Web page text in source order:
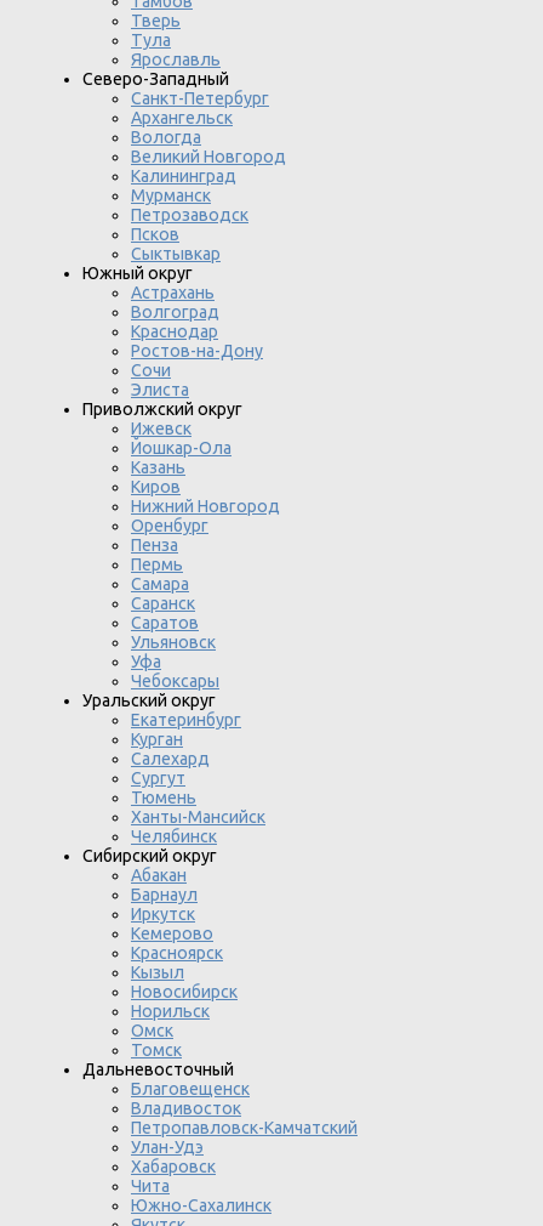
Тверь
Тула
Ярославль
Северо-Западный
Санкт-Петербург
Архангельск
Вологда
Великий Новгород
Калининград
Мурманск
Петрозаводск
Псков
Сыктывкар
Южный округ
Астрахань
Волгоград
Краснодар
Ростов-на-Дону
Сочи
Элиста
Приволжский округ
Ижевск
Йошкар-Ола
Казань
Киров
Нижний Новгород
Оренбург
Пенза
Пермь
Самара
Саранск
Саратов
Ульяновск
Уфа
Чебоксары
Уральский округ
Екатеринбург
Курган
Салехард
Сургут
Тюмень
Ханты-Мансийск
Челябинск
Сибирский округ
Абакан
Барнаул
Иркутск
Кемерово
Красноярск
Кызыл
Новосибирск
Норильск
Омск
Томск
Дальневосточный
Благовещенск
Владивосток
Петропавловск-Камчатский
Улан-Удэ
Хабаровск
Чита
Южно-Сахалинск